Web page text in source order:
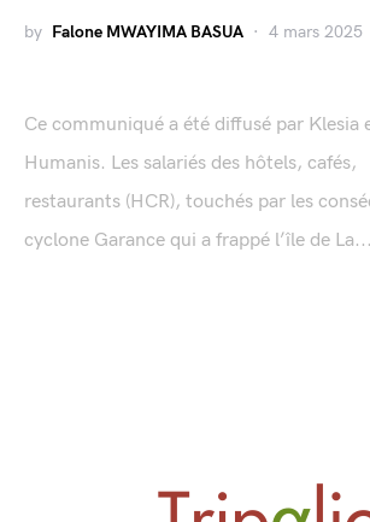
by Falone MWAYIMA BASUA 4 mars 2025
Ce communiqué a été diffusé par Klesia
Humanis. Les salariés des hôtels, cafés,
restaurants (HCR), touchés par les
cyclone Garance qui a frappé l’île de La...